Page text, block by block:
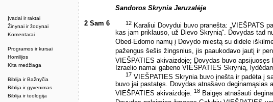
Įvadai ir raktai
Žinynai ir žodynai
Komentarai
Programos ir kursai
Homilijos
Kita medžiaga
Biblija ir Bažnyčia
Biblija ir gyvenimas
Biblija ir teologija
Sandoros Skrynia Jeruzalėje
2 Sam 6 12 Karaliui Dovydui buvo pranešta: „VIEŠPATS
kas jam priklauso, už Dievo Skrynią“. Dovydas tad
Obed-Edomo namų į Dovydo miestą su didele
pažengus šešis žingsnius, jis paaukodavo jautį ir
VIEŠPATIES akivaizdoje; Dovydas buvo apsijuosęs
Izraelio namai gabeno VIEŠPATIES Skrynią,
17 VIEŠPATIES Skrynia buvo įnešta ir padėta į
buvo jai pastatęs. Dovydas atnašavo deginamąsias
VIEŠPATIES akivaizdoje. 18 Baigęs atnašauti